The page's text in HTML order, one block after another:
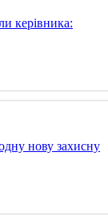
керівника:
нову захисну